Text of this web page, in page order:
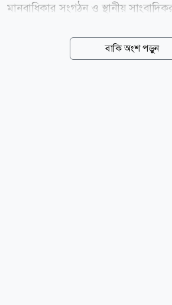
মানবাধিকার সংগঠন ও স্থানীয়
সংকুচিত করবে। নিউইয়র্ক টাইমস-এর
সাংবাদিক ও মানবাধিকার সংস্থাগুলোর
বাকি অংশ পড়ুন